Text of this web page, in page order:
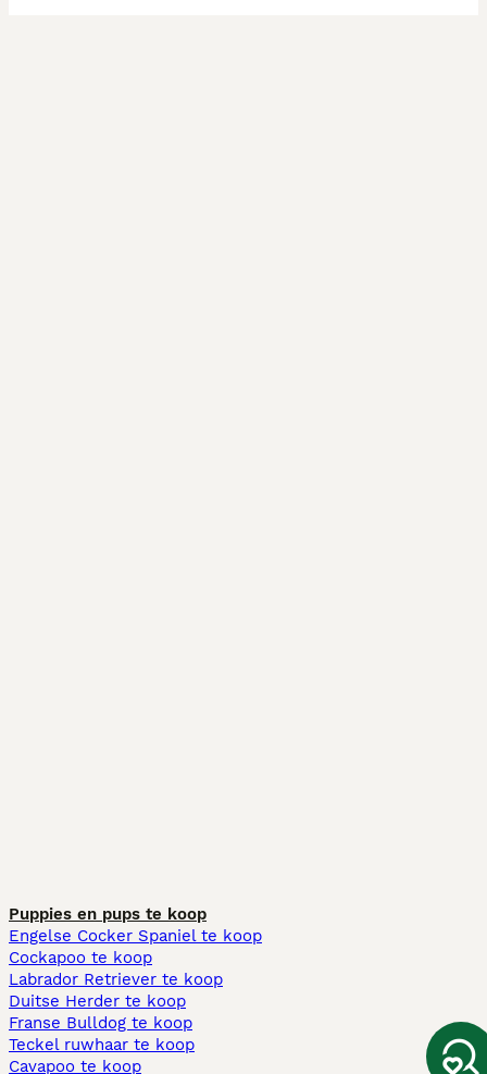
Puppies en pups te koop
Engelse Cocker Spaniel te koop
Cockapoo te koop
Labrador Retriever te koop
Duitse Herder te koop
Franse Bulldog te koop
Teckel ruwhaar te koop
Cavapoo te koop